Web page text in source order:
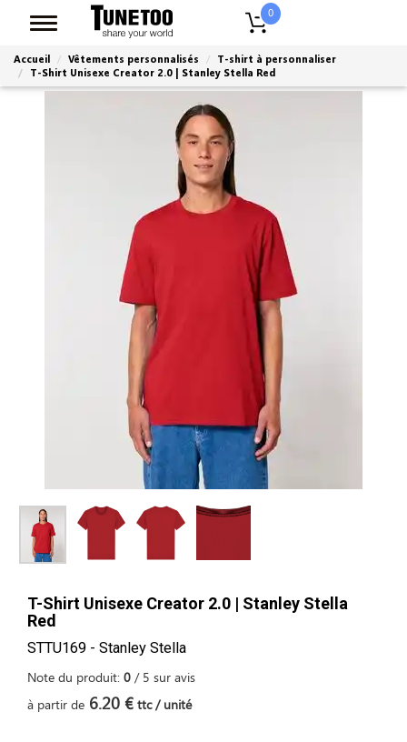
0
Accueil Vêtements personnalisés
T-shirt à personnaliser
T-Shirt Unisexe Creator 2.0 | Stanley Stella Red
T-Shirt Unisexe Creator 2.0 | Stanley Stella
Red
STTU169 - Stanley Stella
Note du produit: 0 / 5 sur avis
à partir de 6.20 € ttc / unité